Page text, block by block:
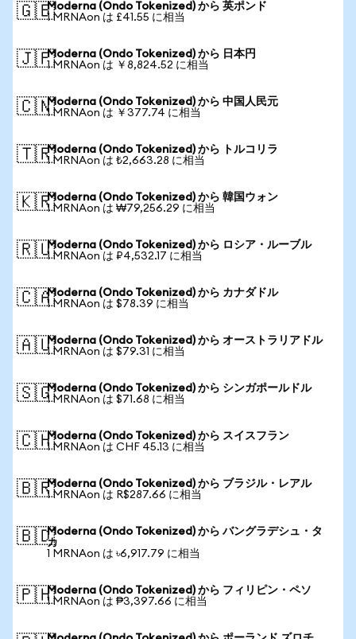
🇬🇧Moderna (Ondo Tokenized) から 英ポンド
1 MRNAon は £41.55 に相当
🇯🇵Moderna (Ondo Tokenized) から 日本円
1 MRNAon は ￥8,824.52 に相当
🇨🇳Moderna (Ondo Tokenized) から 中国人民元
1 MRNAon は ￥377.74 に相当
🇹🇷Moderna (Ondo Tokenized) から トルコリラ
1 MRNAon は ₺2,663.28 に相当
🇰🇷Moderna (Ondo Tokenized) から 韓国ウォン
1 MRNAon は ₩79,256.29 に相当
🇷🇺Moderna (Ondo Tokenized) から ロシア・ルーブル
1 MRNAon は ₽4,532.17 に相当
🇨🇦Moderna (Ondo Tokenized) から カナダドル
1 MRNAon は $78.39 に相当
🇦🇺Moderna (Ondo Tokenized) から オーストラリアドル
1 MRNAon は $79.31 に相当
🇸🇬Moderna (Ondo Tokenized) から シンガポールドル
1 MRNAon は $71.68 に相当
🇨🇭Moderna (Ondo Tokenized) から スイスフラン
1 MRNAon は CHF 45.13 に相当
🇧🇷Moderna (Ondo Tokenized) から ブラジル・レアル
1 MRNAon は R$287.66 に相当
🇧🇩Moderna (Ondo Tokenized) から バングラデシュ・タ
カ
1 MRNAon は ৳6,917.79 に相当
🇵🇭Moderna (Ondo Tokenized) から フィリピン・ペソ
1 MRNAon は ₱3,397.66 に相当